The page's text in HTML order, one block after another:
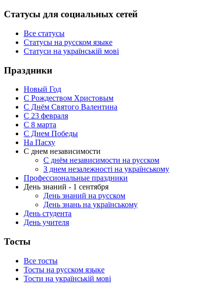
Статусы для социальных сетей
Все статусы
Статусы на русском языке
Статуси на українській мові
Праздники
Новый Год
С Рождеством Христовым
С Днём Святого Валентина
С 23 февраля
C 8 марта
С Днем Победы
На Пасху
С днем независимости
С днём независимости на русском
З днем незалежності на українському
Профессиональные праздники
День знаний - 1 сентября
День знаний на русском
День знань на українському
День студента
День учителя
Тосты
Все тосты
Тосты на русском языке
Тости на українській мові